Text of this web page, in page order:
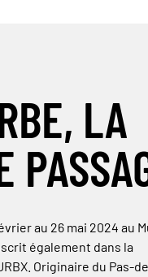
LA
au 26 mai 2024 au
également dans la
Originaire du Pas-